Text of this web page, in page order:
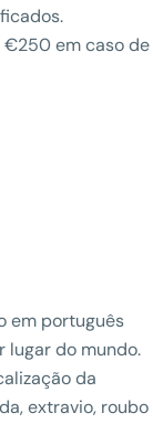
€250 em caso de
em português
lugar do mundo.
da
extravio, roubo